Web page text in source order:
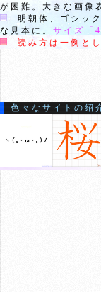
が困難。大きな画像
明朝体、ゴシック
な見本に。 サイズ「
読み方は一例と
色々なサイトの紹